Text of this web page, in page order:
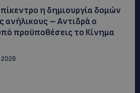
η δημιουργία δομών
ανήλικους – Αντιδρά ο
προϋποθέσεις το Κίνημα